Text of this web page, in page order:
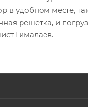
в удобном месте,
решетка, и
Гималаев.